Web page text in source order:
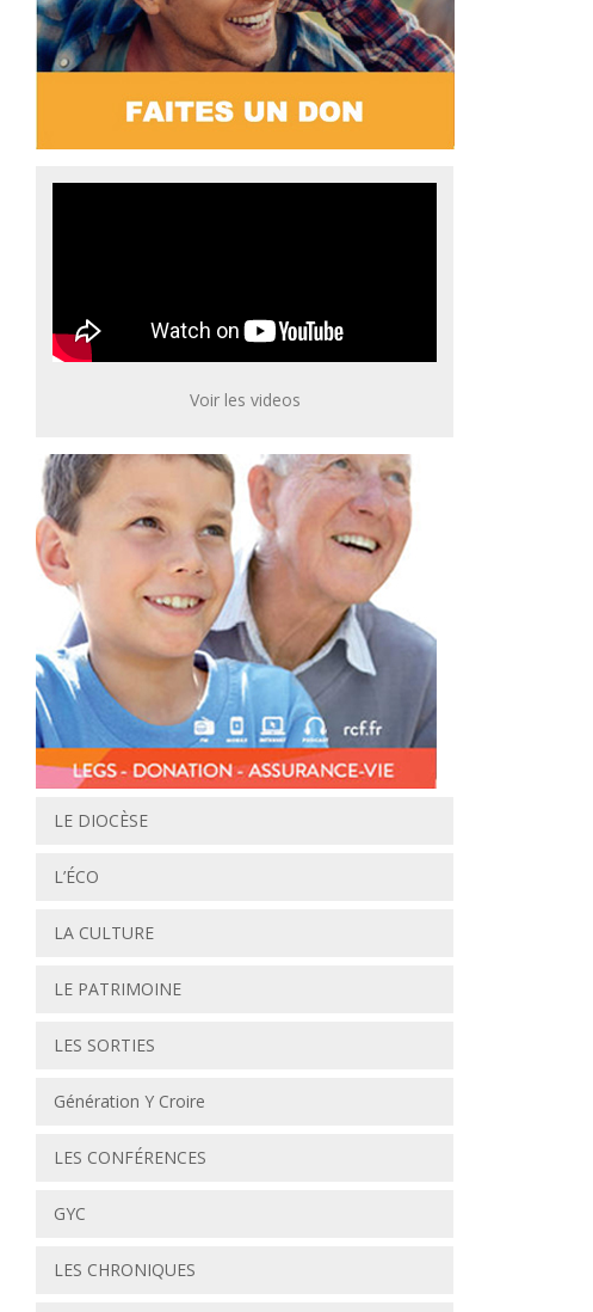
Voir les videos
LE DIOCÈSE
L’ÉCO
LA CULTURE
LE PATRIMOINE
LES SORTIES
Génération Y Croire
LES CONFÉRENCES
GYC
LES CHRONIQUES